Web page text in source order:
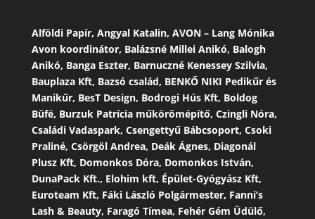
Alföldi Papír, Angyal Katalin, AVON – Lang Mónika
Avon koordinátor, Balázsné Millei Anikó, Balogh
Anikó, Banga Eszter, Barnuczné Kenessey Szilvia,
Bauplaza Kft, Bazsó család, BENKŐ NIKI Pedikűr és
Manikűr, BesT Design, Bodrogi Hús Kft, Boldog
Büfé, Burzuk Patrícia műkörömépítő, Czingli Nóra,
Családi Vadaspark, Csengettyű Bábcsoport, Csoki
Praliné, Csörgöl Andrea, Deák Ágnes, Diagonál
Plusz Kft, Domonkos Dóra, Domonkos István,
DunaPack Kft., Elohim kft, Épület-Gyógyász Kft,
Euroteam Kft, Fáki László Polgármester, Fanni’s
Lash & Beauty, Faragó Tímea, Fehér Gém Üdülő,